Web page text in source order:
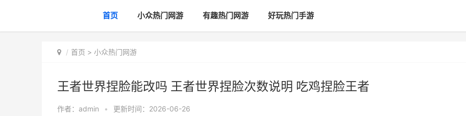
首页 小众热门网游 有趣热门网游 好玩热门手游
首页 > 小众热门网游
王者世界捏脸能改吗 王者世界捏脸次数说明 吃鸡捏脸王者
作者： admin • 更新时间：2026-06-26